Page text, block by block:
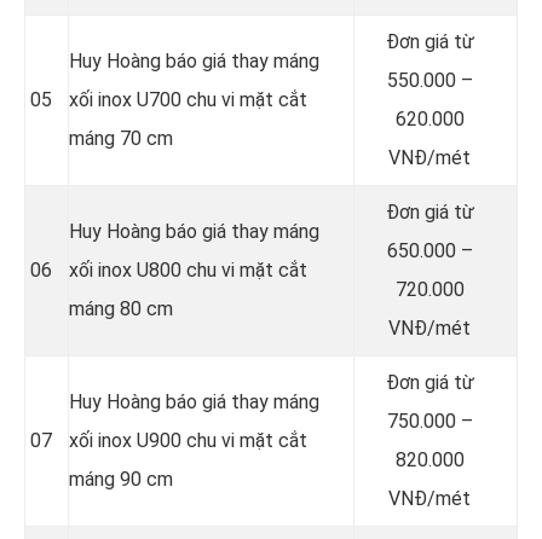
05
Huy Hoàng báo giá thay máng
xối inox U700 chu vi mặt cắt
máng 70 cm
Đơn giá từ
550.000 –
620.000
VNĐ/mét
06
Huy Hoàng báo giá thay máng
xối inox U800 chu vi mặt cắt
máng 80 cm
Đơn giá từ
650.000 –
720.000
VNĐ/mét
07
Huy Hoàng báo giá thay máng
xối inox U900 chu vi mặt cắt
máng 90 cm
Đơn giá từ
750.000 –
820.000
VNĐ/mét